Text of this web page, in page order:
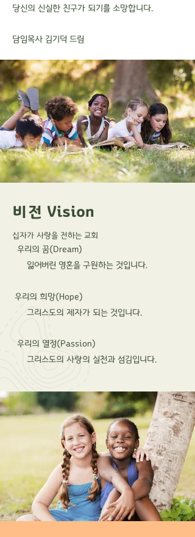
당신의 신실한 친구가 되기를 소망합니다.
담임목사 김기덕 드림
비전 Vision
십자가 사랑을 전하는 교회
우리의 꿈(Dream)
잃어버린 영혼을 구원하는 것입니다.
우리의 희망(Hope)
그리스도의 제자가 되는 것입니다.
우리의 열정(Passion)
그리스도의 사랑의 실천과 섬김입니다.